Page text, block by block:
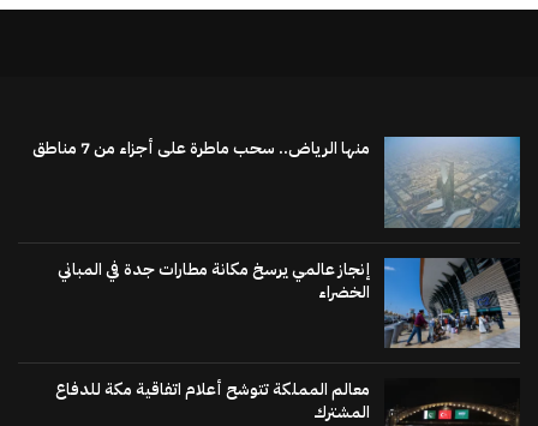
منها الرياض.. سحب ماطرة على أجزاء من 7 مناطق
إنجاز عالمي يرسخ مكانة مطارات جدة في المباني
الخضراء
معالم المملكة تتوشح أعلام اتفاقية مكة للدفاع
المشترك